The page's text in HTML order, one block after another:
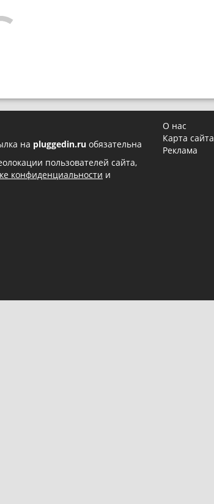
на pluggedin.ru обязательна
пользователей сайта,
конфиденциальности и
О нас
Карта сайта
Реклама